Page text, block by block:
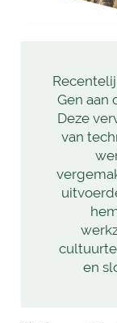
Gen aan
Deze
van
en